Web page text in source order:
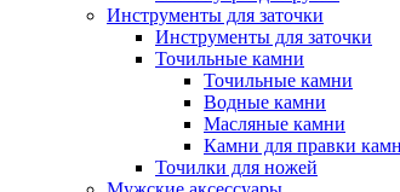
Инструменты для заточки
Инструменты для заточки
Точильные камни
Точильные камни
Водные камни
Масляные камни
Камни для правки
Точилки для ножей